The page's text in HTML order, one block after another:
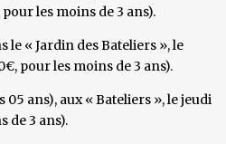
pour les moins de 3 ans).
le « Jardin des Bateliers », le
pour les moins de 3 ans).
05 ans), aux « Bateliers », le jeudi
de 3 ans).